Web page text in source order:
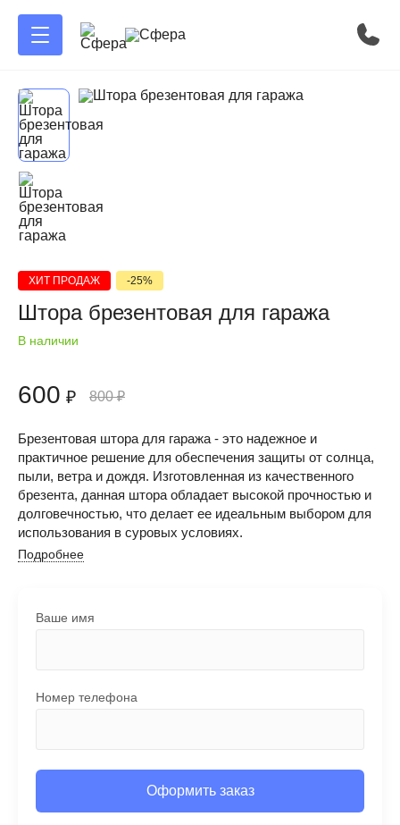
ХИТ ПРОДАЖ -25%
Штора брезентовая для гаража
В наличии
600 ₽ 800₽
Брезентовая штора для гаража - это надежное и
практичное решение для обеспечения защиты от солнца,
пыли, ветра и дождя. Изготовленная из качественного
брезента, данная штора обладает высокой прочностью и
долговечностью, что делает ее идеальным выбором для
использования в суровых условиях.
Подробнее
Ваше имя
Номер телефона
Оформить заказ